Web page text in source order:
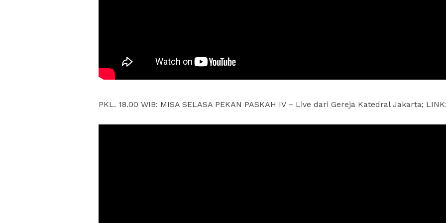
PKL. 18.00 WIB: MISA SELASA PEKAN PASKAH IV – Live dari Gereja Katedral Jakarta;